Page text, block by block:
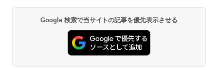
Google 検索で当サイトの記事を優先表示させる